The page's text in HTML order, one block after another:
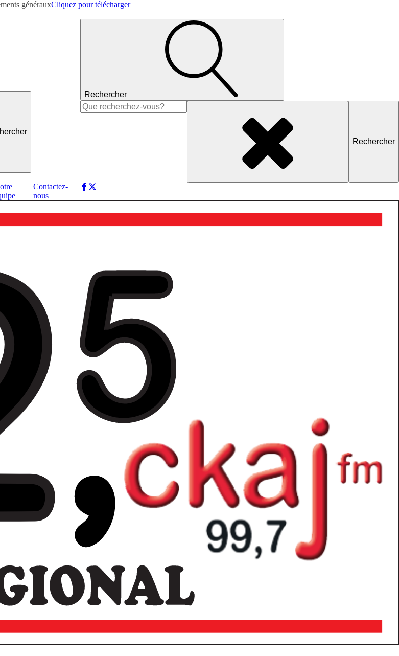
générauxCliquez pour télécharger
Contactez-
nous
Rechercher
Rechercher :